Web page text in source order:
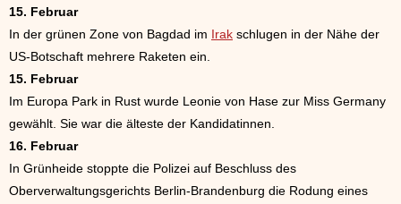
15. Februar
In der grünen Zone von Bagdad im Irak schlugen in der Nähe der
US-Botschaft mehrere Raketen ein.
15. Februar
Im Europa Park in Rust wurde Leonie von Hase zur Miss Germany
gewählt. Sie war die älteste der Kandidatinnen.
16. Februar
In Grünheide stoppte die Polizei auf Beschluss des
Oberverwaltungsgerichts Berlin-Brandenburg die Rodung eines